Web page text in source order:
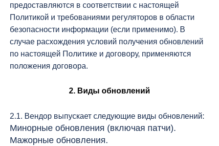
предоставляются в соответствии с настоящей
Политикой и требованиями регуляторов в области
безопасности информации (если применимо). В
случае расхождения условий получения обновлений
по настоящей Политике и договору, применяются
положения договора.
2. Виды обновлений
2.1. Вендор выпускает следующие виды обновлений:
Минорные обновления (включая патчи).
Мажорные обновления.